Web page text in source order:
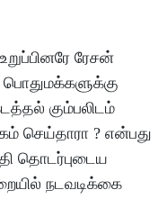
ரேசன்
கும்பலிடம்
செய்தாரா ? என்பது
தொடர்புடைய
நடவடிக்கை